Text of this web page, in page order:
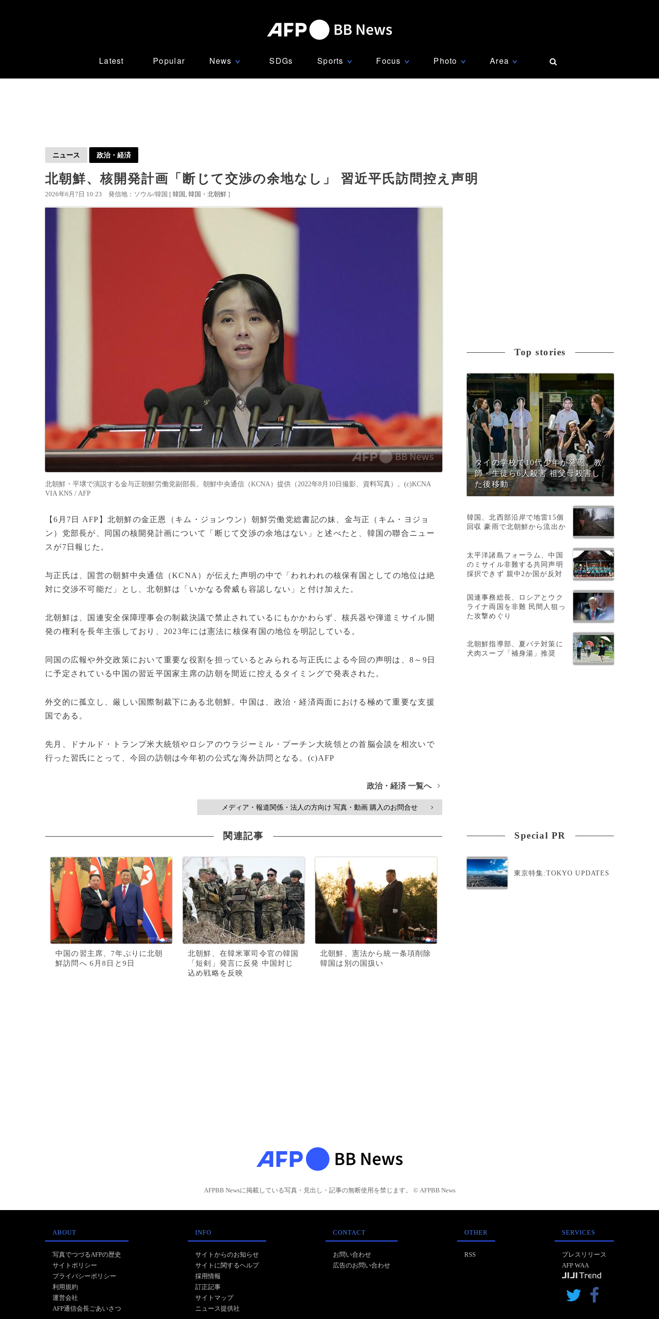
Latest Popular News ∨ SDGs Sports ∨ Focus ∨ Photo ∨ Area ∨
ニュース 政治・経済
北朝鮮、核開発計画「断じて交渉の余地なし」 習近平氏訪問控え声明
2026年6月7日 10:23 発信地：ソウル/韓国 [ 韓国 韓国・北朝鮮 ]
北朝鮮・平壌で演説する金与正朝鮮労働党副部長。朝鮮中央通信（KCNA）提供（2022年8月10日撮影、資料写真）。(c)KCNA
VIA KNS / AFP
【6月7日 AFP】北朝鮮の金正恩（キム・ジョンウン）朝鮮労働党総書記の妹、金与正（キム・ヨジョ
ン）党部長が、同国の核開発計画について「断じて交渉の余地はない」と述べたと、韓国の聯合ニュー
スが7日報じた。
与正氏は、国営の朝鮮中央通信（KCNA）が伝えた声明の中で「われわれの核保有国としての地位は絶
対に交渉不可能だ」とし、北朝鮮は「いかなる脅威も容認しない」と付け加えた。
北朝鮮は、国連安全保障理事会の制裁決議で禁止されているにもかかわらず、核兵器や弾道ミサイル開
発の権利を長年主張しており、2023年には憲法に核保有国の地位を明記している。
同国の広報や外交政策において重要な役割を担っているとみられる与正氏による今回の声明は、8～9日
に予定されている中国の習近平国家主席の訪朝を間近に控えるタイミングで発表された。
外交的に孤立し、厳しい国際制裁下にある北朝鮮。中国は、政治・経済両面における極めて重要な支援
国である。
先月、ドナルド・トランプ米大統領やロシアのウラジーミル・プーチン大統領との首脳会談を相次いで
行った習氏にとって、今回の訪朝は今年初の公式な海外訪問となる。(c)AFP
政治・経済 一覧へ >
メディア・報道関係・法人の方向け 写真・動画 購入のお問合せ >
関連記事
中国の習主席、7年ぶりに北朝
鮮訪問へ 6月8日と9日
北朝鮮、在韓米軍司令官の韓国
「短剣」発言に反発 中国封じ
込め戦略を反映
北朝鮮、憲法から統一条項削除
韓国は別の国扱い
Top stories
タイの学校で10代少年が発砲、教
師・生徒ら6人殺害 祖父母殺害し
た後移動
韓国、北西部沿岸で地雷15個
回収 豪雨で北朝鮮から流出か
太平洋諸島フォーラム、中国
のミサイル非難する共同声明
採択できず 親中2か国が反対
国連事務総長、ロシアとウク
ライナ両国を非難 民間人狙っ
た攻撃めぐり
北朝鮮指導部、夏バテ対策に
犬肉スープ「補身湯」推奨
Special PR
東京特集:TOKYO UPDATES
AFPBB Newsに掲載している写真・見出し・記事の無断使用を禁じます。 © AFPBB News
ABOUT
写真でつづるAFPの歴史
サイトポリシー
プライバシーポリシー
利用規約
運営会社
AFP通信会長ごあいさつ
INFO
サイトからのお知らせ
サイトに関するヘルプ
採用情報
訂正記事
サイトマップ
ニュース提供社
CONTACT
お問い合わせ
広告のお問い合わせ
OTHER
RSS
SERVICES
プレスリリース
AFP WAA